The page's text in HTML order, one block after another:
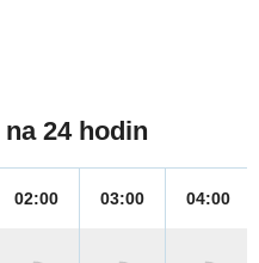
24 hodin
02:00 03:00 04:00